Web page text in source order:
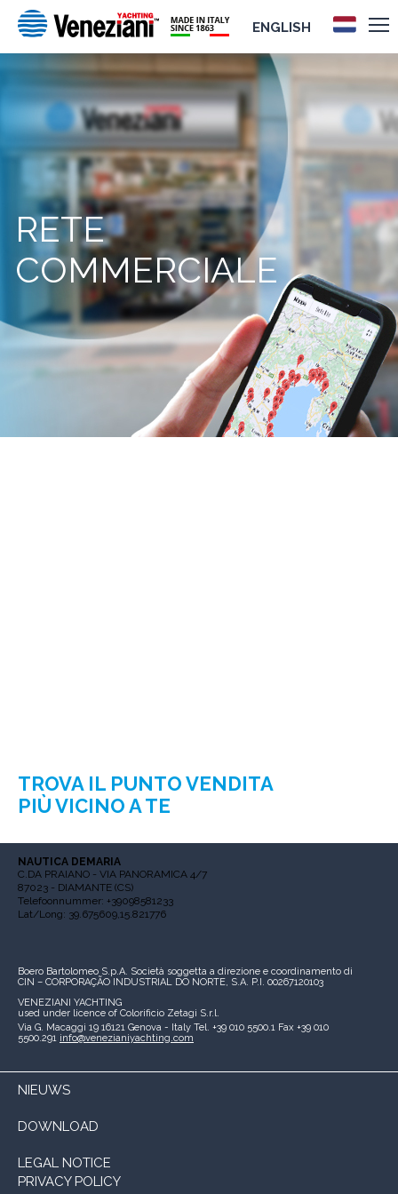
ENGLISH
RETE
COMMERCIALE
TROVA IL PUNTO VENDITA
PIÙ VICINO A TE
NAUTICA DEMARIA
C.DA PRAIANO - VIA PANORAMICA 4/7
87023 - DIAMANTE (CS)
Telefoonnummer: +39098581233
Lat/Long: 39.675609,15.821776
Boero Bartolomeo S.p.A. Società soggetta a direzione e coordinamento di
CIN – CORPORAÇÃO INDUSTRIAL DO NORTE, S.A. P.I. 00267120103
VENEZIANI YACHTING
used under licence of Colorificio Zetagi S.r.l.
Via G. Macaggi 19 16121 Genova - Italy Tel. +39 010 5500.1 Fax +39 010
5500.291 info@venezianiyachting.com
NIEUWS
DOWNLOAD
LEGAL NOTICE
PRIVACY POLICY